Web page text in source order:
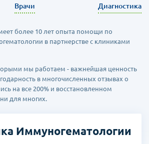
Врачи Диагностика
более 10 лет опыта помощи по
в партнерстве с клиниками
мы работаем - важнейшая ценность
в многочисленных отзывах о
на все 200% и восстановленном
для многих.
Иммуногематологии